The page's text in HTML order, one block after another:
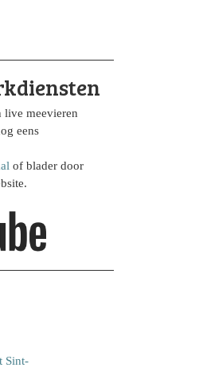
live meevieren
eens
of blader door
Sint-